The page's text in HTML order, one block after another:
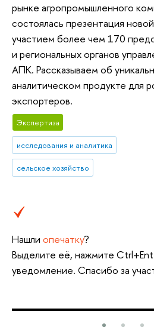
рынке агропромышленного
состоялась презентация
участием более чем 170
и региональных органов
АПК. Рассказываем об
аналитическом продукте для
экспортеров.
Экспертиза
исследования и аналитика
сельское хозяйство
Нашли опечатку?
Выделите её, нажмите
уведомление. Спасибо за